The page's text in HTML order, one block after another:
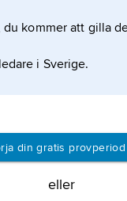
du kommer att gilla
i Sverige.
din gratis provperiod
eller